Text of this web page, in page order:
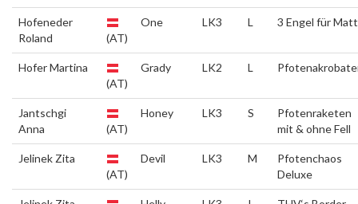
Hofeneder
Roland
(AT)
One LK3 L 3 Engel für
Hofer Martina
(AT)
Grady LK2 L
Jantschgi
Anna
(AT)
Honey LK3 S
Pfotenraketen
mit & ohne Fell
Jelinek Zita
(AT)
Devil LK3 M
Pfotenchaos
Deluxe